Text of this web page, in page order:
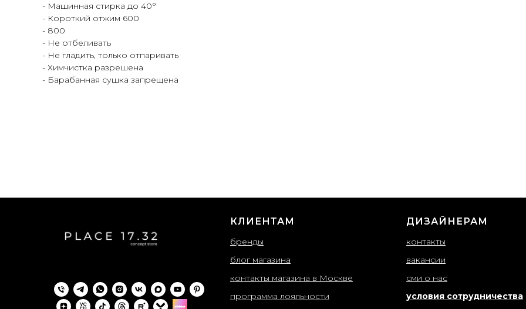
- Машинная стирка до 40°
- Короткий отжим 600
- 800
- Не отбеливать
- Не гладить, только отпаривать
- Химчистка разрешена
- Барабанная сушка запрещена
КЛИЕНТАМ
бренды
блог магазина
контакты магазина в Москве
программа лояльности
ДИЗАЙНЕРАМ
контакты
вакансии
сми о нас
условия сотрудничества